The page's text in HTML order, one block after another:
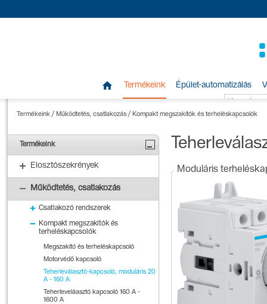
 Termékeink Épület-automatizálás
Termékeink/ Működtetés, csatlakozás/ Kompakt megszakítók és terheléskapcsolók
Termékeink
Elosztószekrények
Működtetés, csatlakozás
Csatlakozó rendszerek
Kompakt megszakítók és
terheléskapcsolók
Megszakító és terheléskapcsoló
Motorvédő kapcsoló
Teherleválasztó-kapcsoló, moduláris 20
A - 160 A
Teherleveláasztó kapcsoló 160 A -
1600 A
Moduláris